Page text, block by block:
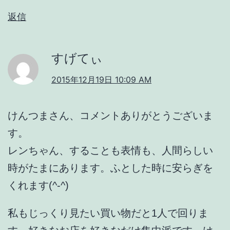
返信
すげてぃ
2015年12月19日 10:09 AM
けんつまさん、コメントありがとうございま
す。
レンちゃん、することも表情も、人間らしい
時がたまにあります。ふとした時に安らぎを
くれます(^-^)
私もじっくり見たい買い物だと1人で回りま